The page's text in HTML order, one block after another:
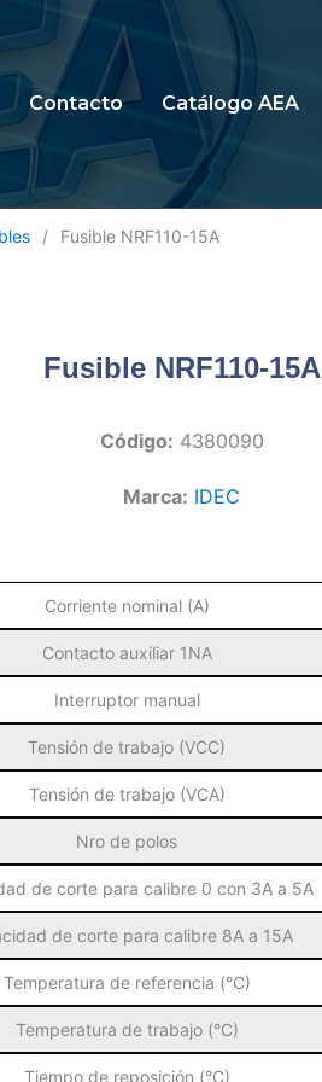
Contacto Catálogo AEA
/ Fusible NRF110-15A
Fusible NRF110-15A
Código: 4380090
Marca: IDEC
Corriente nominal (A)
Contacto auxiliar 1NA
Interruptor manual
Tensión de trabajo (VCC)
Tensión de trabajo (VCA)
Nro de polos
de corte para calibre 0 con 3A a 5A
de corte para calibre 8A a 15A
Temperatura de referencia (°C)
Temperatura de trabajo (°C)
Tiempo de reposición (°C)